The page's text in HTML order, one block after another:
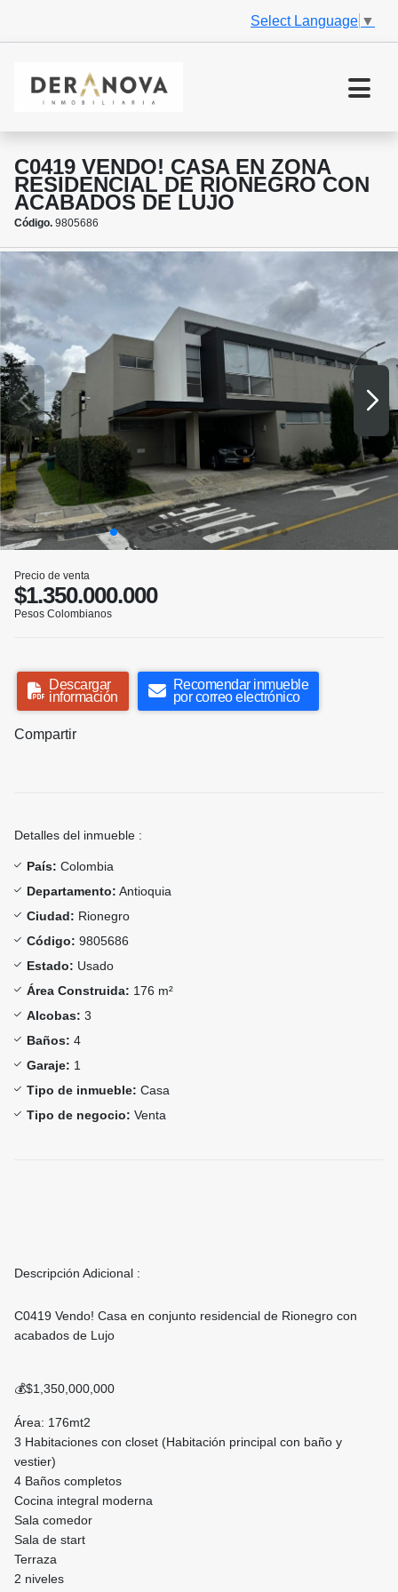
Select Language ▼
C0419 VENDO! CASA EN ZONA
RESIDENCIAL DE RIONEGRO CON
ACABADOS DE LUJO
Código. 9805686
Precio de venta
$1.350.000.000
Pesos Colombianos
Descargar
información
Recomendar inmueble
por correo electrónico
Compartir
Detalles del inmueble :
País: Colombia
Departamento: Antioquia
Ciudad: Rionegro
Código: 9805686
Estado: Usado
Área Construida: 176 m²
Alcobas: 3
Baños: 4
Garaje: 1
Tipo de inmueble: Casa
Tipo de negocio: Venta
Descripción Adicional :
C0419 Vendo! Casa en conjunto residencial de Rionegro con
acabados de Lujo
💰$1,350,000,000
Área: 176mt2
3 Habitaciones con closet (Habitación principal con baño y
vestier)
4 Baños completos
Cocina integral moderna
Sala comedor
Sala de start
Terraza
2 niveles